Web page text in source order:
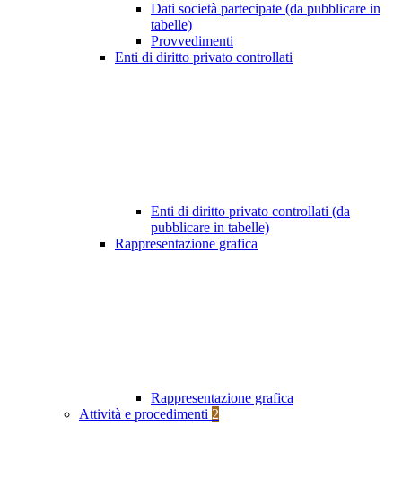
Dati società partecipate (da pubblicare in
tabelle)
Provvedimenti
Enti di diritto privato controllati
Enti di diritto privato controllati (da
pubblicare in tabelle)
Rappresentazione grafica
Rappresentazione grafica
Attività e procedimenti 2